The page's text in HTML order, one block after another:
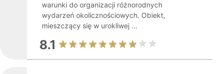
warunki do organizacji różnorodnych
wydarzeń okolicznościowych. Obiekt,
mieszczący się w urokliwej ...
8.1